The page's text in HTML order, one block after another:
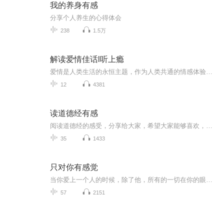
我的养身有感
分享个人养生的心得体会
238 1.5万
解读爱情佳话l听上瘾
12 4381
读道德经有感
35 1433
只对你有感觉
57 2151